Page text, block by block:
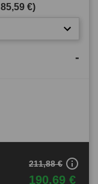
85,59 €)
-
190,69 €
211,88 € info_outline